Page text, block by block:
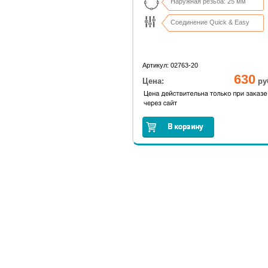
Соединение Quick & Easy
Артикул: 02763-20
Цена: 630